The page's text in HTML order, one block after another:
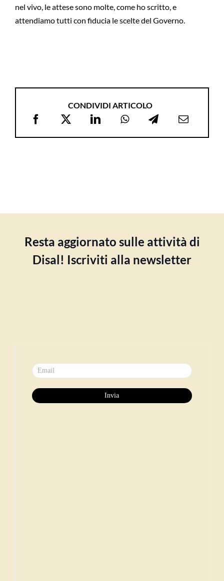
nel vivo, le attese sono molte, come ho scritto, e
attendiamo tutti con fiducia le scelte del Governo.
CONDIVIDI ARTICOLO
Resta aggiornato sulle attività di
Disal! Iscriviti alla newsletter